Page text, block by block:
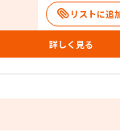
詳しく見る